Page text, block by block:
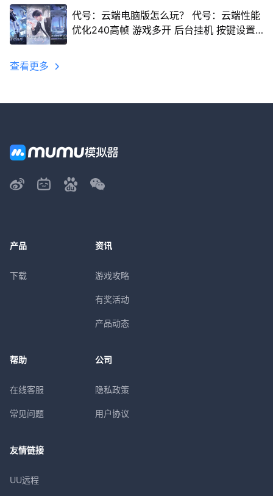
代号：云端电脑版怎么玩？ 代号：云端性能
优化240高帧 游戏多开 后台挂机 按键设置
查看更多
产品
下载
资讯
游戏攻略
有奖活动
产品动态
帮助
在线客服
常见问题
公司
隐私政策
用户协议
友情链接
UU远程